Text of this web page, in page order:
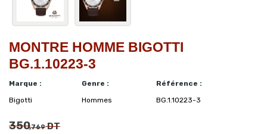
MONTRE HOMME BIGOTTI
BG.1.10223-3
Marque :
Bigotti
Genre :
Hommes
Référence :
BG.1.10223-3
350,769DT